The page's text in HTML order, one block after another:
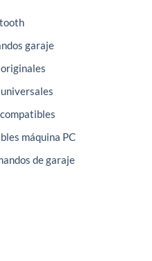
garaje
máquina PC
de garaje